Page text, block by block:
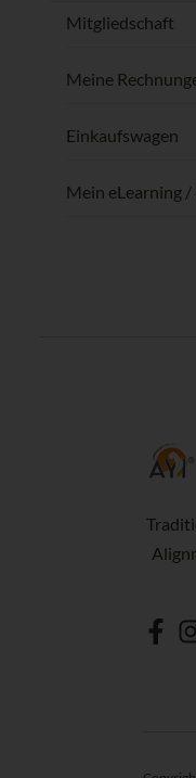
Mitgliedschaft
Meine
Einkaufswagen
Mein eLearning /